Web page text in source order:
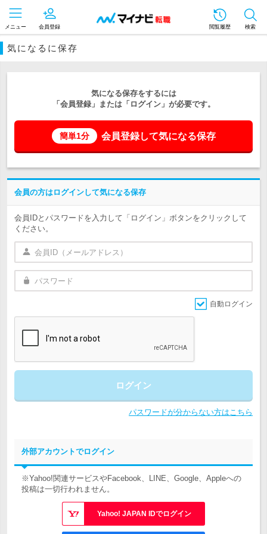
メニュー 会員登録 閲覧履歴 検索
気になるに保存
気になる保存をするには
「会員登録」または「ログイン」が必要です。
簡単1分 会員登録して気になる保存
会員の方はログインして気になる保存
会員IDとパスワードを入力して「ログイン」ボタンをクリックして
ください。
自動ログイン
ログイン
パスワードが分からない方はこちら
外部アカウントでログイン
※Yahoo!関連サービスやFacebook、LINE、Google、Appleへの
投稿は一切行われません。
Yahoo! JAPAN IDでログイン